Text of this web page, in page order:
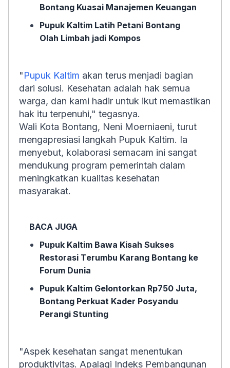
Bontang Kuasai Manajemen Keuangan
Pupuk Kaltim Latih Petani Bontang
Olah Limbah jadi Kompos
"Pupuk Kaltim akan terus menjadi bagian
dari solusi. Kesehatan adalah hak semua
warga, dan kami hadir untuk ikut memastikan
hak itu terpenuhi," tegasnya.
Wali Kota Bontang, Neni Moerniaeni, turut
mengapresiasi langkah Pupuk Kaltim. Ia
menyebut, kolaborasi semacam ini sangat
mendukung program pemerintah dalam
meningkatkan kualitas kesehatan
masyarakat.
BACA JUGA
Pupuk Kaltim Bawa Kisah Sukses
Restorasi Terumbu Karang Bontang ke
Forum Dunia
Pupuk Kaltim Gelontorkan Rp750 Juta,
Bontang Perkuat Kader Posyandu
Perangi Stunting
"Aspek kesehatan sangat menentukan
produktivitas. Apalagi Indeks Pembangunan